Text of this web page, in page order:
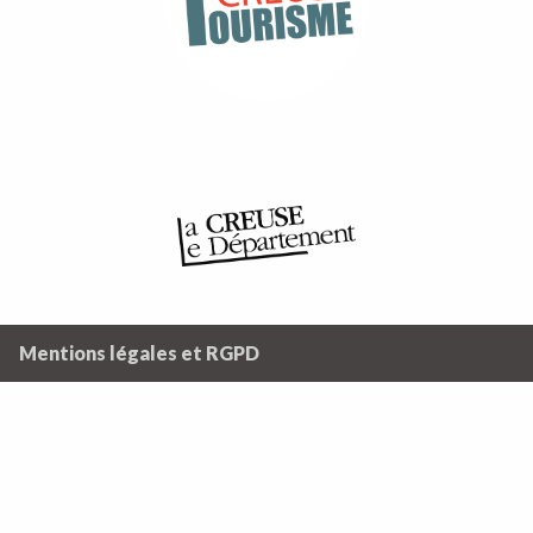
Mentions légales et RGPD